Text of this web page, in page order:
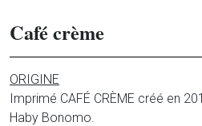
Café crème
ORIGINE
Imprimé CAFÉ CRÈME créé en
Haby Bonomo.